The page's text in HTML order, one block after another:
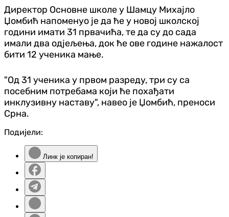
Директор Основне школе у Шамцу Михајло
Џомбић напоменуо је да ће у новој школској
години имати 31 првачића, те да су до сада
имали два одјељења, док ће ове године нажалост
бити 12 ученика мање.
"Од 31 ученика у првом разреду, три су са
посебним потребама који ће похађати
инклузивну наставу", навео је Џомбић, преноси
Срна.
Подијели:
Линк је копиран!